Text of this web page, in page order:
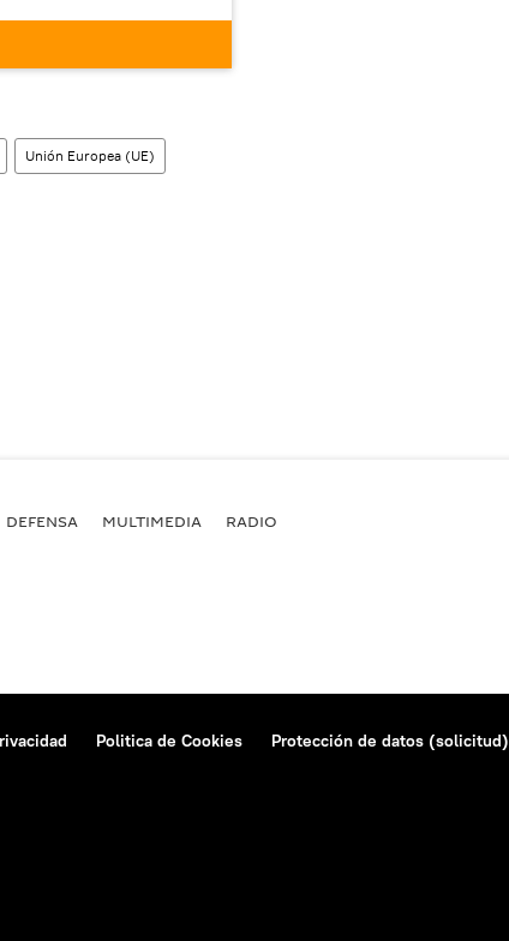
dispositivo
VK
Unión Europea (UE)
DEFENSA MULTIMEDIA RADIO
Politica de Cookies Protección de datos (solicitud)